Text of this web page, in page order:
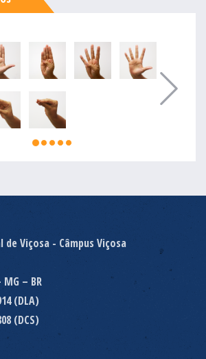
de Viçosa - Câmpus Viçosa
– BR
(DLA)
(DCS)